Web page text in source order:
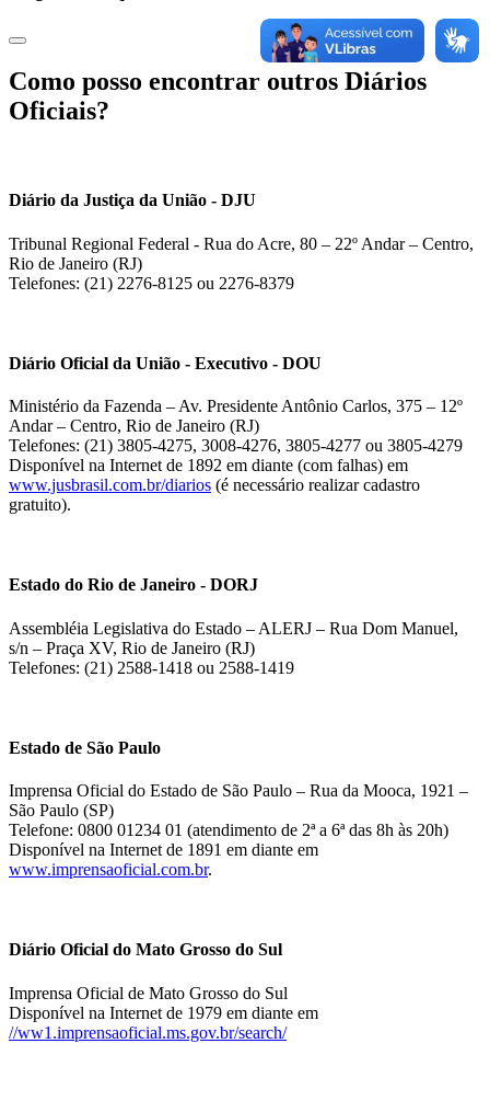
Como posso encontrar outros Diários
Oficiais?
Diário da Justiça da União - DJU
Tribunal Regional Federal - Rua do Acre, 80 – 22º Andar – Centro,
Rio de Janeiro (RJ)
Telefones: (21) 2276-8125 ou 2276-8379
Diário Oficial da União - Executivo - DOU
Ministério da Fazenda – Av. Presidente Antônio Carlos, 375 – 12º
Andar – Centro, Rio de Janeiro (RJ)
Telefones: (21) 3805-4275, 3008-4276, 3805-4277 ou 3805-4279
Disponível na Internet de 1892 em diante (com falhas) em
www.jusbrasil.com.br/diarios (é necessário realizar cadastro
gratuito).
Estado do Rio de Janeiro - DORJ
Assembléia Legislativa do Estado – ALERJ – Rua Dom Manuel,
s/n – Praça XV, Rio de Janeiro (RJ)
Telefones: (21) 2588-1418 ou 2588-1419
Estado de São Paulo
Imprensa Oficial do Estado de São Paulo – Rua da Mooca, 1921 –
São Paulo (SP)
Telefone: 0800 01234 01 (atendimento de 2ª a 6ª das 8h às 20h)
Disponível na Internet de 1891 em diante em
www.imprensaoficial.com.br.
Diário Oficial do Mato Grosso do Sul
Imprensa Oficial de Mato Grosso do Sul
Disponível na Internet de 1979 em diante em
//ww1.imprensaoficial.ms.gov.br/search/